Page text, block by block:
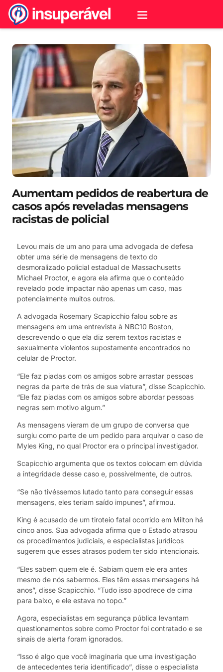
Aumentam pedidos de reabertura de
casos após reveladas mensagens
racistas de policial
Levou mais de um ano para uma advogada de defesa
obter uma série de mensagens de texto do
desmoralizado policial estadual de Massachusetts
Michael Proctor, e agora ela afirma que o conteúdo
revelado pode impactar não apenas um caso, mas
potencialmente muitos outros.
A advogada Rosemary Scapicchio falou sobre as
mensagens em uma entrevista à NBC10 Boston,
descrevendo o que ela diz serem textos racistas e
sexualmente violentos supostamente encontrados no
celular de Proctor.
“Ele faz piadas com os amigos sobre arrastar pessoas
negras da parte de trás de sua viatura”, disse Scapicchio.
“Ele faz piadas com os amigos sobre abordar pessoas
negras sem motivo algum.”
As mensagens vieram de um grupo de conversa que
surgiu como parte de um pedido para arquivar o caso de
Myles King, no qual Proctor era o principal investigador.
Scapicchio argumenta que os textos colocam em dúvida
a integridade desse caso e, possivelmente, de outros.
“Se não tivéssemos lutado tanto para conseguir essas
mensagens, eles teriam saído impunes”, afirmou.
King é acusado de um tiroteio fatal ocorrido em Milton há
cinco anos. Sua advogada afirma que o Estado atrasou
os procedimentos judiciais, e especialistas jurídicos
sugerem que esses atrasos podem ter sido intencionais.
“Eles sabem quem ele é. Sabiam quem ele era antes
mesmo de nós sabermos. Eles têm essas mensagens há
anos”, disse Scapicchio. “Tudo isso apodrece de cima
para baixo, e ele estava no topo.”
Agora, especialistas em segurança pública levantam
questionamentos sobre como Proctor foi contratado e se
sinais de alerta foram ignorados.
“Isso é algo que você imaginaria que uma investigação
de antecedentes teria identificado”, disse o especialista